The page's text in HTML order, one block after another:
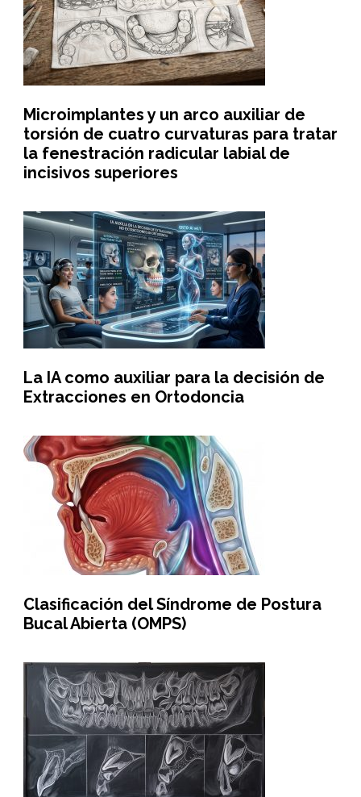
Microimplantes y un arco auxiliar de
torsión de cuatro curvaturas para tratar
la fenestración radicular labial de
incisivos superiores
La IA como auxiliar para la decisión de
Extracciones en Ortodoncia
Clasificación del Síndrome de Postura
Bucal Abierta (OMPS)